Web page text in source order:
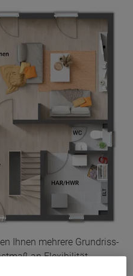
Ihnen mehrere Grundriss-
an Flexibilität.